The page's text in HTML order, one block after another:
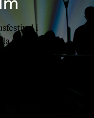
i
under årets